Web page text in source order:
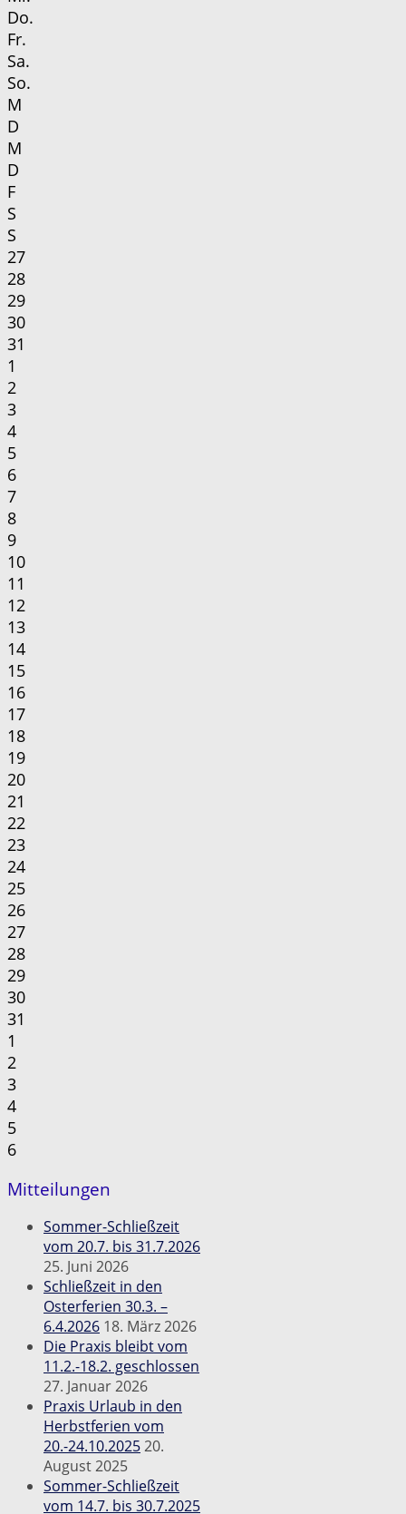
Do.
Fr.
Sa.
So.
M
D
M
D
F
S
S
27
28
29
30
31
1
2
3
4
5
6
7
8
9
10
11
12
13
14
15
16
17
18
19
20
21
22
23
24
25
26
27
28
29
30
31
1
2
3
4
5
6
Mitteilungen
Sommer-Schließzeit
vom 20.7. bis 31.7.2026
25. Juni 2026
Schließzeit in den
Osterferien 30.3. –
6.4.2026 18. März 2026
Die Praxis bleibt vom
11.2.-18.2. geschlossen
27. Januar 2026
Praxis Urlaub in den
Herbstferien vom
20.-24.10.202520.
August 2025
Sommer-Schließzeit
vom 14.7. bis 30.7.2025